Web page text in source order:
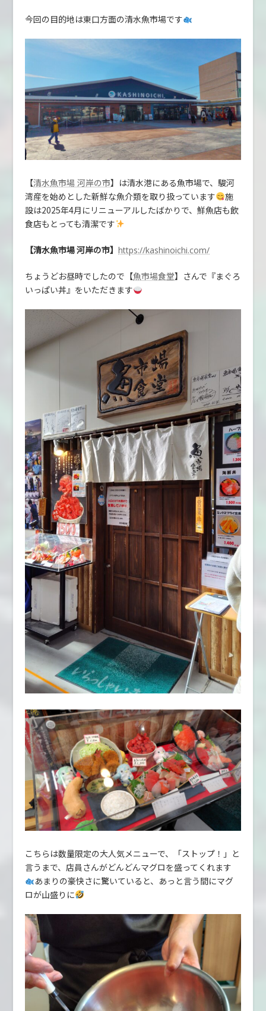
今回の目的地は東口方面の清水魚市場です
【清水魚市場 河岸の市】は清水港にある魚市場で、駿河
湾産を始めとした新鮮な魚介類を取り扱っています
施
設は2025年4月にリニューアルしたばかりで、鮮魚店も飲
食店もとっても清潔です
【清水魚市場 河岸の市】https://kashinoichi.com/
ちょうどお昼時でしたので【魚市場食堂】さんで『まぐろ
いっぱい丼』をいただきます
こちらは数量限定の大人気メニューで、「ストップ！」と
言うまで、店員さんがどんどんマグロを盛ってくれます
あまりの豪快さに驚いていると、あっと言う間にマグ
ロが山盛りに